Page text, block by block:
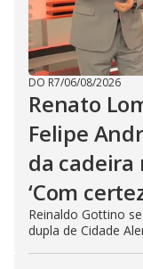
DO R7/06/08/2026
Renato
Felipe
da cadeira
‘Com
Reinaldo Gottino
dupla de Cidade